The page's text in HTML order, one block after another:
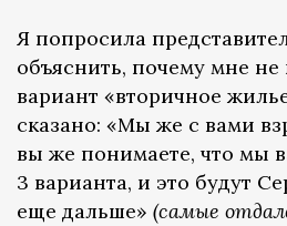
Я попросила
объяснить, почему мне не
вариант «вторичное
сказано: «Мы же с вами
вы же понимаете, что мы
3 варианта, и это будут
еще дальше» (самые